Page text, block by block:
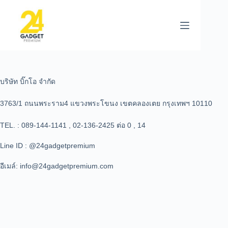
บริษัท บิ๊กโอ จำกัด
3763/1 ถนนพระราม4 แขวงพระโขนง เขตคลองเตย กรุงเทพฯ 10110
TEL. : 089-144-1141 , 02-136-2425 ต่อ 0 , 14
Line ID : @24gadgetpremium
อีเมล์: info@24gadgetpremium.com